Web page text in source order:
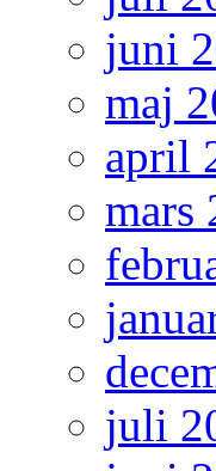
juni
maj
april
mars
juli